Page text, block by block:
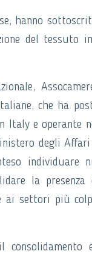
hanno
del tessuto
che ha
Italy e operante
degli
individuare
la presenza
ai settori più
consolidamento